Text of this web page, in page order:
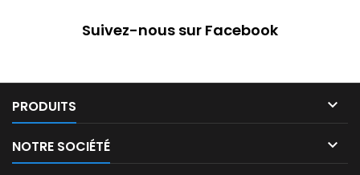
Suivez-nous sur Facebook
PRODUITS 
NOTRE SOCIÉTÉ 